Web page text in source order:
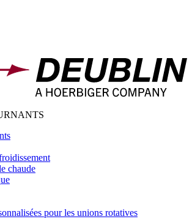
chaude
pour les unions rotatives